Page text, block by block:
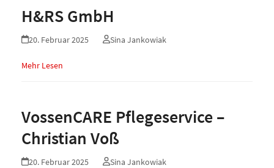
H&RS GmbH
20. Februar 2025 Sina Jankowiak
Mehr Lesen
VossenCARE Pflegeservice –
Christian Voß
20. Februar 2025 Sina Jankowiak